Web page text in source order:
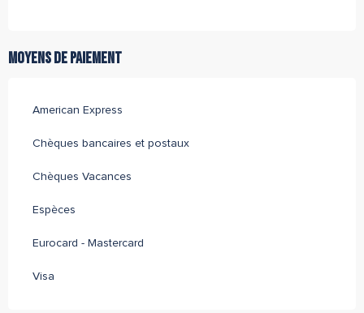
Moyens de paiement
American Express
Chèques bancaires et postaux
Chèques Vacances
Espèces
Eurocard - Mastercard
Visa